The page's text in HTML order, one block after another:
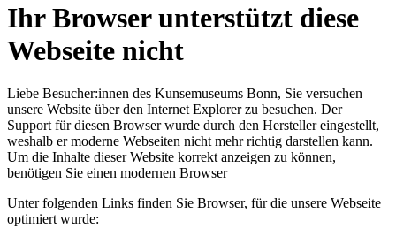
Ihr Browser unterstützt diese
Webseite nicht
Liebe Besucher:innen des Kunsemuseums Bonn, Sie versuchen
unsere Website über den Internet Explorer zu besuchen. Der
Support für diesen Browser wurde durch den Hersteller eingestellt,
weshalb er moderne Webseiten nicht mehr richtig darstellen kann.
Um die Inhalte dieser Website korrekt anzeigen zu können,
benötigen Sie einen modernen Browser
Unter folgenden Links finden Sie Browser, für die unsere Webseite
optimiert wurde: